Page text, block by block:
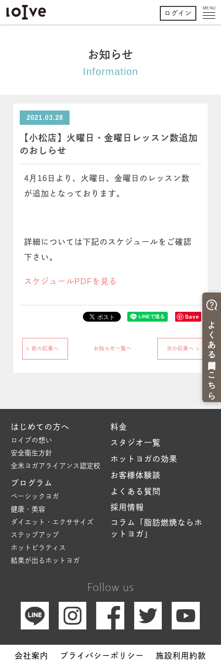
MENU
ログイン
お知らせ
Information
2021.03.28
【小松店】火曜日・金曜日レッスン数追加
のおしらせ
4月16日より、火曜日、金曜日のレッスン数
が追加となっております。
詳細については下記のスケジュールをご確認
下さい。
スケジュールPDFを見る
Save
前の記事へ お知らせ一覧へ 次の記事へ
Follow us
はじめての方へ
ロイブの想い
安全衛生方針
全米ヨガアライアンス認定校
プログラム
ベーシックヨガ
健康・美容
ダイエット・エクササイズ
ステップアップ
ホットピラティス
結果が出るホットヨガ
料金
スタジオ一覧
ホットヨガの効果
お客様体験談
よくある質問
採用情報
コラム「脂肪燃焼ならホ
ットヨガ」
会社案内 プライバシーポリシー 施設利用約款